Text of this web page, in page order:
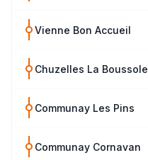
Vienne Bon Accueil
Chuzelles La Boussole
Communay Les Pins
Communay Cornavan